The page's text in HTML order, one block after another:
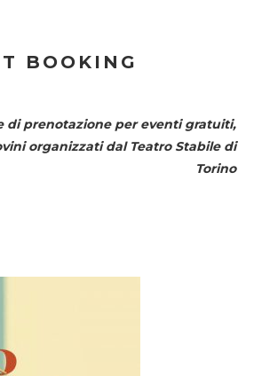
BOOKING
di prenotazione per eventi gratuiti,
organizzati dal Teatro Stabile di
Torino